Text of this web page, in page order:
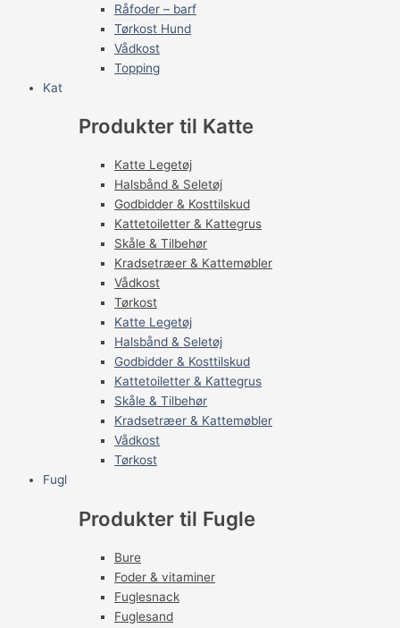
Råfoder – barf
Tørkost Hund
Vådkost
Topping
Kat
Produkter til Katte
Katte Legetøj
Halsbånd & Seletøj
Godbidder & Kosttilskud
Kattetoiletter & Kattegrus
Skåle & Tilbehør
Kradsetræer & Kattemøbler
Vådkost
Tørkost
Katte Legetøj
Halsbånd & Seletøj
Godbidder & Kosttilskud
Kattetoiletter & Kattegrus
Skåle & Tilbehør
Kradsetræer & Kattemøbler
Vådkost
Tørkost
Fugl
Produkter til Fugle
Bure
Foder & vitaminer
Fuglesnack
Fuglesand